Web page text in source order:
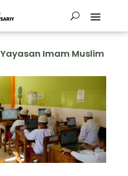
Yayasan Imam Muslim